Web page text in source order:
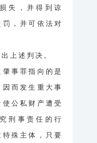
失，并得到谅
，并可依法对
上述判决。
事罪指向的是
而发生重大事
公私财产遭受
刑事责任的行
殊主体，只要